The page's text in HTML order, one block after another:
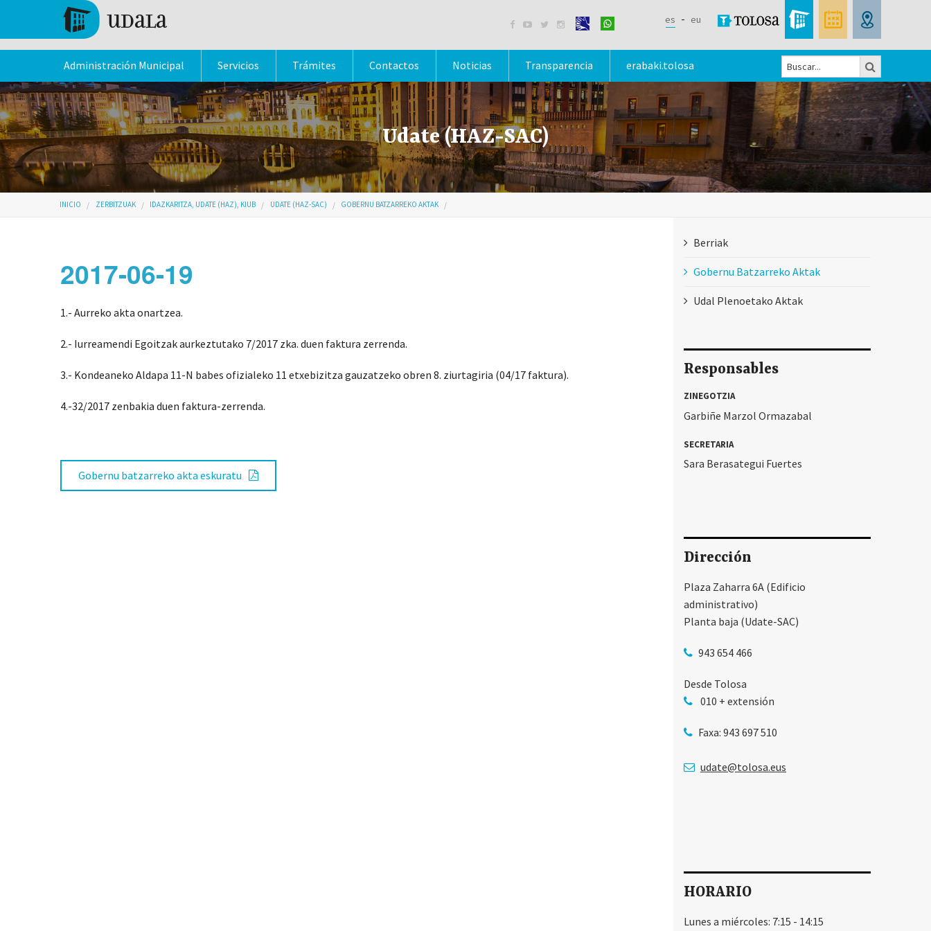
Pasar al contenido principal
    es eu
Formulario
de
búsqueda
Administración Municipal Servicios Trámites Contactos Noticias Transparencia erabaki.tolosa
Udate (HAZ-SAC)
Usted está aquí
INICIO ZERBITZUAK IDAZKARITZA, UDATE (HAZ), KIUB UDATE (HAZ-SAC) GOBERNU BATZARREKO AKTAK
2017-06-19
1.- Aurreko akta onartzea.
2.- Iurreamendi Egoitzak aurkeztutako 7/2017 zka. duen faktura zerrenda.
3.- Kondeaneko Aldapa 11-N babes ofizialeko 11 etxebizitza gauzatzeko obren 8. ziurtagiria (04/17 faktura).
4.-32/2017 zenbakia duen faktura-zerrenda.
Gobernu batzarreko akta eskuratu
Berriak
Gobernu Batzarreko Aktak
Udal Plenoetako Aktak
Responsables
ZINEGOTZIA
Garbiñe Marzol Ormazabal
SECRETARIA
Sara Berasategui Fuertes
Dirección
Plaza Zaharra 6A (Edificio
administrativo)
Planta baja (Udate-SAC)
943 654 466
Desde Tolosa
010 + extensión
Faxa: 943 697 510
udate@tolosa.eus
HORARIO
Lunes a miércoles: 7:15 - 14:15